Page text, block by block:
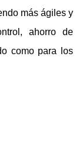
más ágiles y
ahorro de
como para los